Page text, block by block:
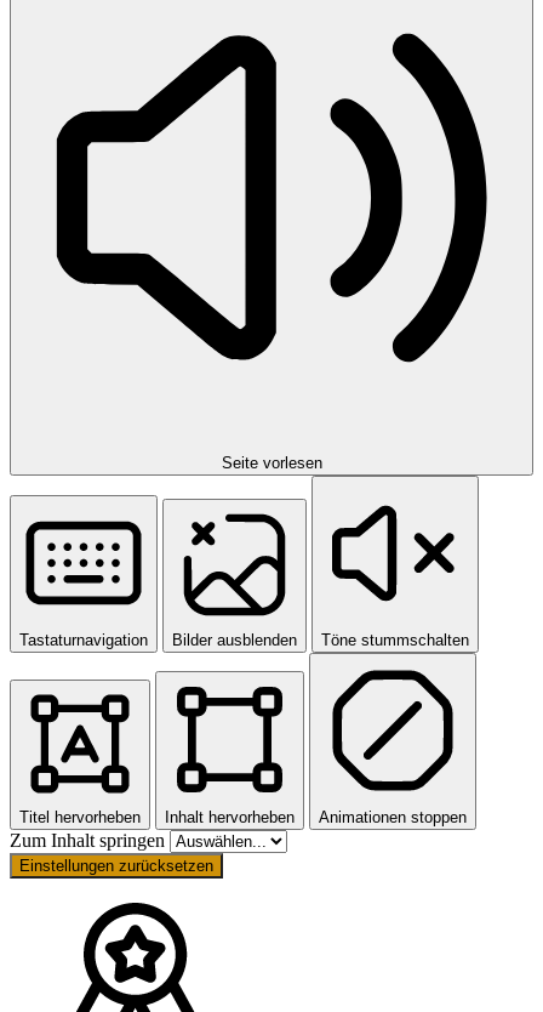
Seite vorlesen
Tastaturnavigation Bilder ausblenden Töne stummschalten
Titel hervorheben Inhalt hervorheben Animationen stoppen
Zum Inhalt springen
Einstellungen zurücksetzen